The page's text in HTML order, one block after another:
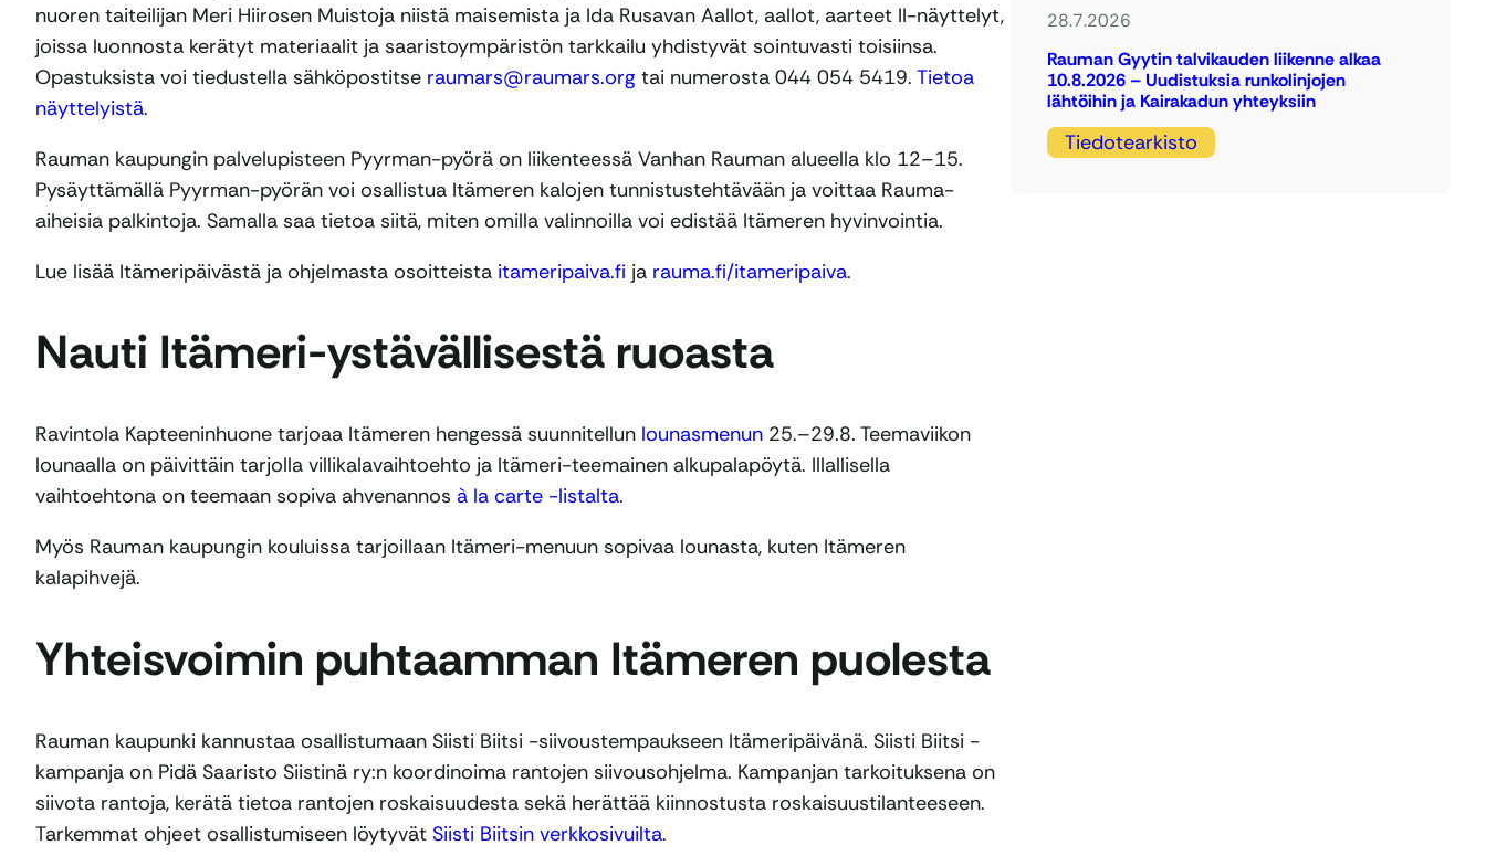
nuoren taiteilijan Meri Hiirosen Muistoja niistä maisemista ja Ida Rusavan Aallot, aallot, aarteet II-näyttelyt,
joissa luonnosta kerätyt materiaalit ja saaristoympäristön tarkkailu yhdistyvät sointuvasti toisiinsa.
Opastuksista voi tiedustella sähköpostitse raumars@raumars.org tai numerosta 044 054 5419. Tietoa
näyttelyistä.
Rauman kaupungin palvelupisteen Pyyrman-pyörä on liikenteessä Vanhan Rauman alueella klo 12–15.
Pysäyttämällä Pyyrman-pyörän voi osallistua Itämeren kalojen tunnistustehtävään ja voittaa Rauma-
aiheisia palkintoja. Samalla saa tietoa siitä, miten omilla valinnoilla voi edistää Itämeren hyvinvointia.
Lue lisää Itämeripäivästä ja ohjelmasta osoitteista itameripaiva.fi ja rauma.fi/itameripaiva.
Nauti Itämeri-ystävällisestä ruoasta
Ravintola Kapteeninhuone tarjoaa Itämeren hengessä suunnitellun lounasmenun 25.–29.8. Teemaviikon
lounaalla on päivittäin tarjolla villikalavaihtoehto ja Itämeri-teemainen alkupalapöytä. Illallisella
vaihtoehtona on teemaan sopiva ahvenannos à la carte -listalta.
Myös Rauman kaupungin kouluissa tarjoillaan Itämeri-menuun sopivaa lounasta, kuten Itämeren
kalapihvejä.
Yhteisvoimin puhtaamman Itämeren puolesta
Rauman kaupunki kannustaa osallistumaan Siisti Biitsi -siivoustempaukseen Itämeripäivänä. Siisti Biitsi -
kampanja on Pidä Saaristo Siistinä ry:n koordinoima rantojen siivousohjelma. Kampanjan tarkoituksena on
siivota rantoja, kerätä tietoa rantojen roskaisuudesta sekä herättää kiinnostusta roskaisuustilanteeseen.
Tarkemmat ohjeet osallistumiseen löytyvät Siisti Biitsin verkkosivuilta.
28.7.2026
Rauman Gyytin talvikauden liikenne alkaa
10.8.2026 – Uudistuksia runkolinjojen
lähtöihin ja Kairakadun yhteyksiin
Tiedotearkisto